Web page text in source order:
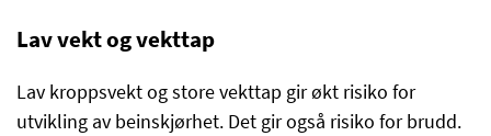
Lav vekt og vekttap
Lav kroppsvekt og store vekttap gir økt risiko for
utvikling av beinskjørhet. Det gir også risiko for brudd.